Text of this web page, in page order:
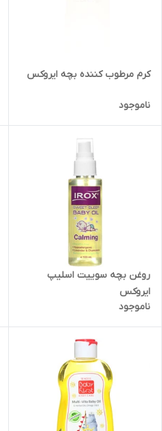
کرم مرطوب کننده بچه ایروکس
ناموجود
روغن بچه سوییت اسلیپ
ایروکس
ناموجود